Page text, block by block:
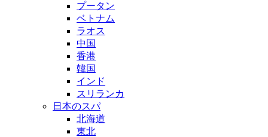
プータン
ベトナム
ラオス
中国
香港
韓国
インド
スリランカ
日本のスパ
北海道
東北